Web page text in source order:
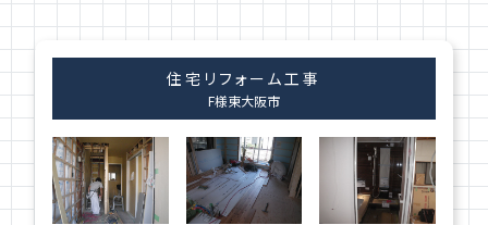
住宅リフォーム工事
F様東大阪市